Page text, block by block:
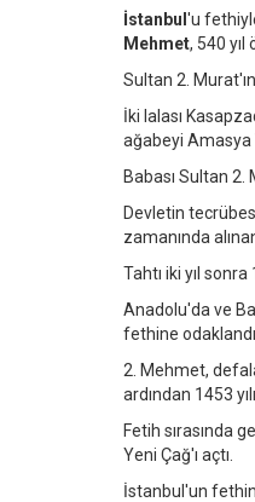
İstanbul 'u
Mehmet, 540
Sultan 2.
İki lalası
ağabeyi Amasya
Babası Sultan 2.
Devletin
zamanında
Tahtı iki yıl
Anadolu'da ve
fethine
2. Mehmet,
ardından 1453
Fetih sırasında
Yeni Çağ'ı açtı.
İstanbul'un